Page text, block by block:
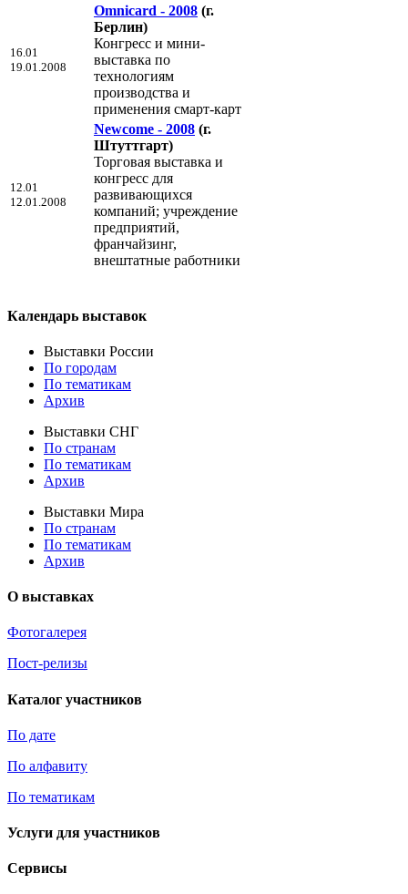
16.01
19.01.2008
Omnicard - 2008 (г.
Берлин)
Конгресс и мини-
выставка по
технологиям
производства и
применения смарт-карт
12.01
12.01.2008
Newcome - 2008 (г.
Штуттгарт)
Торговая выставка и
конгресс для
развивающихся
компаний; учреждение
предприятий,
франчайзинг,
внештатные работники
Календарь выставок
Выставки России
По городам
По тематикам
Архив
Выставки СНГ
По странам
По тематикам
Архив
Выставки Мира
По странам
По тематикам
Архив
О выставках
Фотогалерея
Пост-релизы
Каталог участников
По дате
По алфавиту
По тематикам
Услуги для участников
Сервисы